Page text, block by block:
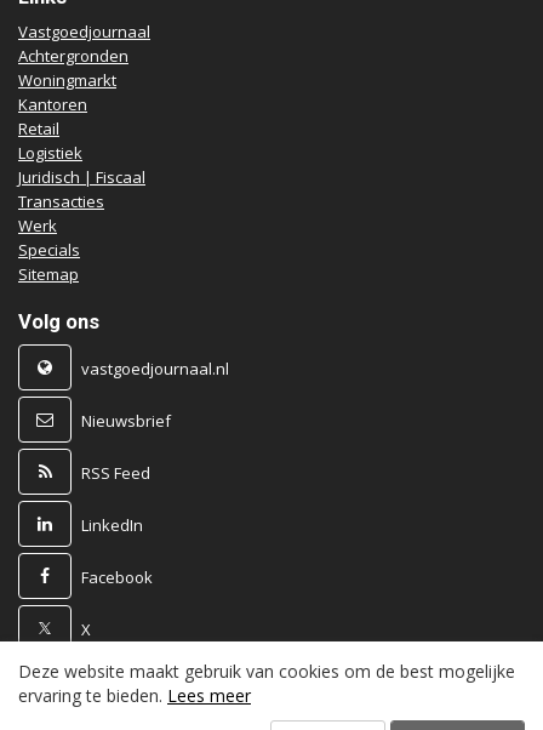
Vastgoedjournaal
Achtergronden
Woningmarkt
Kantoren
Retail
Logistiek
Juridisch | Fiscaal
Transacties
Werk
Specials
Sitemap
Volg ons
vastgoedjournaal.nl
Nieuwsbrief
RSS Feed
LinkedIn
Facebook
X
Powered by
Deze website maakt gebruik van cookies om de best mogelijke
ervaring te bieden. Lees meer